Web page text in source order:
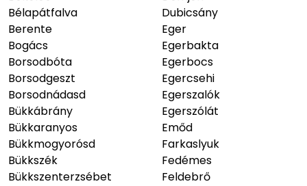
Bélapátfalva
Berente
Bogács
Borsodbóta
Borsodgeszt
Borsodnádasd
Bükkábrány
Bükkaranyos
Bükkmogyorósd
Bükkszék
Bükkszenterzsébet
Dubicsány
Eger
Egerbakta
Egerbocs
Egercsehi
Egerszalók
Egerszólát
Emőd
Farkaslyuk
Fedémes
Feldebrő